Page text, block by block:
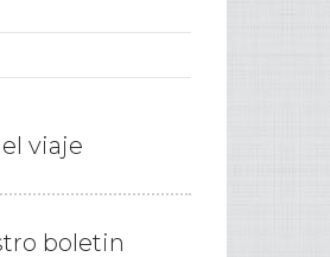
viaje
boletin